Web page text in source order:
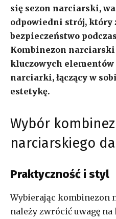
się sezon narciarski,
odpowiedni strój, który
bezpieczeństwo
Kombinezon
kluczowych elementów
narciarki, łączący w
estetykę.
Wybór
narciarskiego
Praktyczność i styl
Wybierając kombinezon
należy zwrócić uwagę